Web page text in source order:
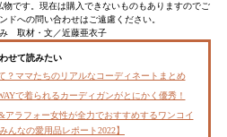
です。現在は購入できないものもありますのでご
ドへの問い合わせはご遠慮ください。
取材・文／近藤亜衣子
せて読みたい
？ママたちのリアルなコーディネートまとめ
で着られるカーディガンがとにかく優秀！
ラフォー女性が全力でおすすめするワンコイ
んなの愛用品レポート2022】